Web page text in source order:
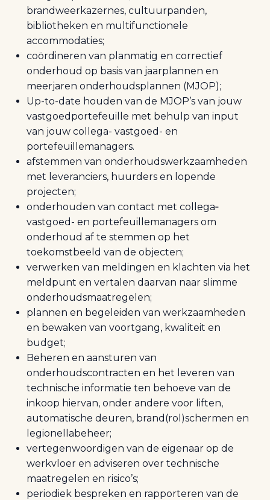
brandweerkazernes, cultuurpanden,
bibliotheken en multifunctionele
accommodaties;
coördineren van planmatig en correctief
onderhoud op basis van jaarplannen en
meerjaren onderhoudsplannen (MJOP);
Up-to-date houden van de MJOP’s van jouw
vastgoedportefeuille met behulp van input
van jouw collega- vastgoed- en
portefeuillemanagers.
afstemmen van onderhoudswerkzaamheden
met leveranciers, huurders en lopende
projecten;
onderhouden van contact met collega‑
vastgoed- en portefeuillemanagers om
onderhoud af te stemmen op het
toekomstbeeld van de objecten;
verwerken van meldingen en klachten via het
meldpunt en vertalen daarvan naar slimme
onderhoudsmaatregelen;
plannen en begeleiden van werkzaamheden
en bewaken van voortgang, kwaliteit en
budget;
Beheren en aansturen van
onderhoudscontracten en het leveren van
technische informatie ten behoeve van de
inkoop hiervan, onder andere voor liften,
automatische deuren, brand(rol)schermen en
legionellabeheer;
vertegenwoordigen van de eigenaar op de
werkvloer en adviseren over technische
maatregelen en risico’s;
periodiek bespreken en rapporteren van de